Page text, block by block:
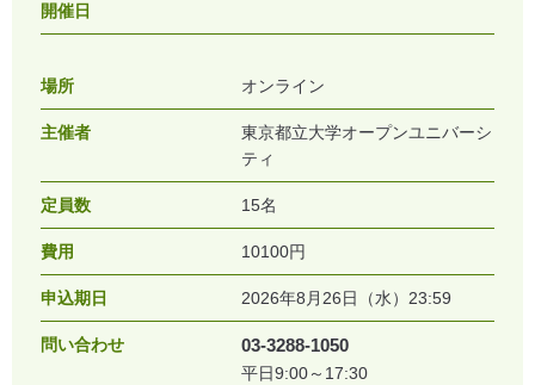
開催日
場所 オンライン
主催者
東京都立大学オープンユニバーシ
ティ
定員数 15名
費用 10100円
申込期日 2026年8月26日（水）23:59
問い合わせ 03-3288-1050
平日9:00～17:30